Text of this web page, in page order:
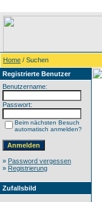
Home / Suchen
Registrierte Benutzer
Benutzername:
Passwort:
Beim nächsten Besuch
automatisch anmelden?
» Password vergessen
» Registrierung
Zufallsbild